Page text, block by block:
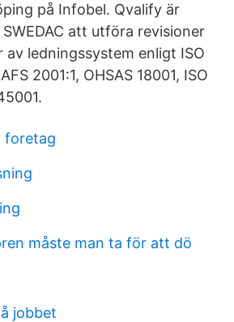
på Infobel. Qvalify är
att utföra revisioner
ledningssystem enligt ISO
2001:1, OHSAS 18001, ISO
foretag
måste man ta för att dö
jobbet